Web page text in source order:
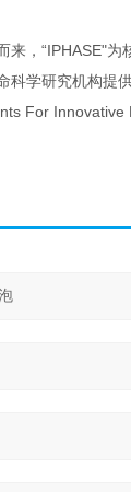
来，“IPHASE"为
科学研究机构提
For Innovative